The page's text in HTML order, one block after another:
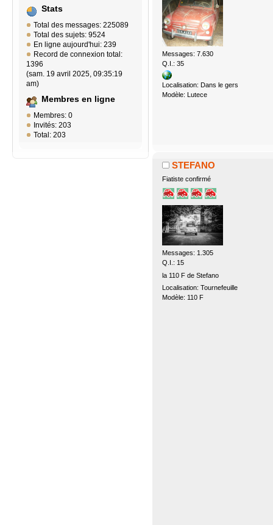
Stats
Total des messages: 225089
Total des sujets: 9524
En ligne aujourd'hui: 239
Record de connexion total:
1396
(sam. 19 avril 2025, 09:35:19
am)
Membres en ligne
Membres: 0
Invités: 203
Total: 203
Messages: 7.630
Q.I.: 35
Localisation: Dans le gers
Modèle: Lutece
STEFANO
Fiatiste confirmé
Messages: 1.305
Q.I.: 15
la 110 F de Stefano
Localisation: Tournefeuille
Modèle: 110 F